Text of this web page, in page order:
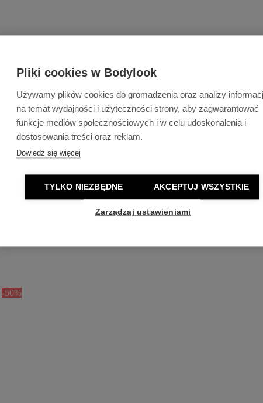
Pliki cookies w Bodylook
Używamy plików cookies do gromadzenia oraz analizy
na temat wydajności i użyteczności strony, aby zagwarantować
funkcje mediów społecznościowych i w celu udoskonalenia i
dostosowania treści oraz reklam.
Dowiedz się więcej
TYLKO NIEZBĘDNE AKCEPTUJ WSZYSTKIE
Zarządzaj ustawieniami
-50%